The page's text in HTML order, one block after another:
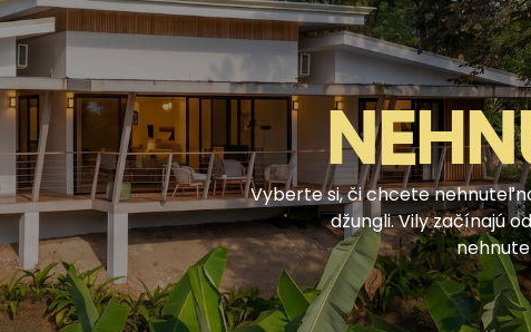
Vyberte si, či chcete
džungli. Vily začínajú